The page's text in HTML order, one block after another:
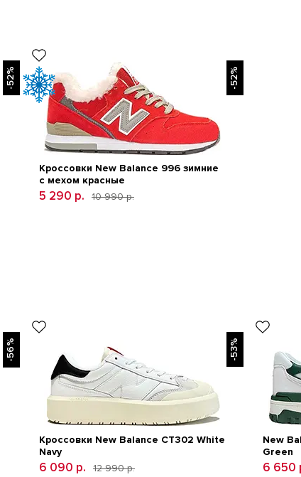
-52% -52%
Кроссовки New Balance 996 зимние
с мехом красные
5 290 р. 10 990 р.
-56% -53%
Кроссовки New Balance CT302 White
Navy
6 090 р. 12 990 р.
New
Green
6 650